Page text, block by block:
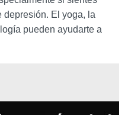
depresión. El yoga, la
pueden ayudarte a